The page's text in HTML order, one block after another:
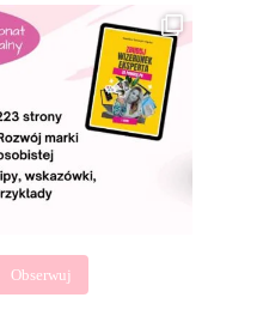
Obserwuj